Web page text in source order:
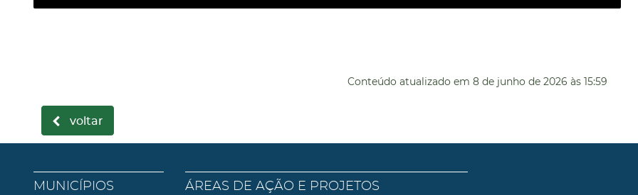
Conteúdo atualizado em 8 de junho de 2026 às 15:59
voltar
MUNICÍPIOS
ÁREAS DE AÇÃO E PROJETOS